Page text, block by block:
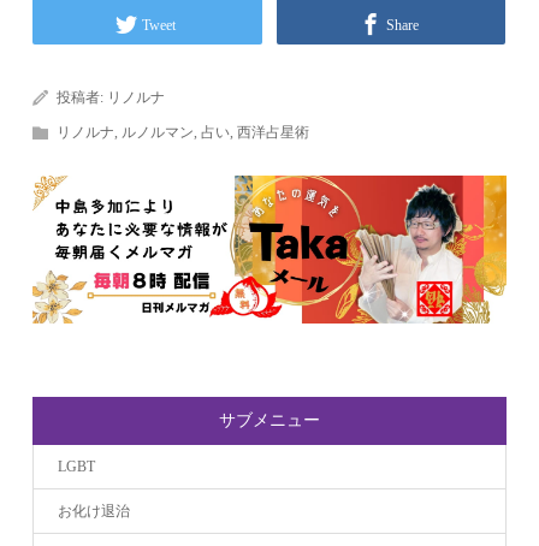
Tweet Share
投稿者: リノルナ
リノルナ, ルノルマン,占い,西洋占星術
サブメニュー
LGBT
お化け退治